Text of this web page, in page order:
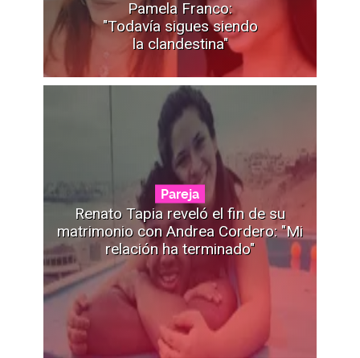
Pamela Franco:
"Todavía sigues siendo
la clandestina"
Pareja
Renato Tapia reveló el fin de su
matrimonio con Andrea Cordero: "Mi
relación ha terminado"